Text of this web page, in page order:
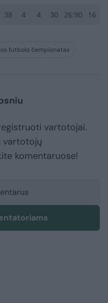
38 4 4 30 26:90 16
futbolo čempionatas
vartotojai.
vartotojų
komentaruose!